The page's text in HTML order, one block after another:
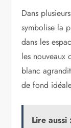
Dans
symbolise la
dans les
les nouveaux
blanc
de fond
Lire aussi :